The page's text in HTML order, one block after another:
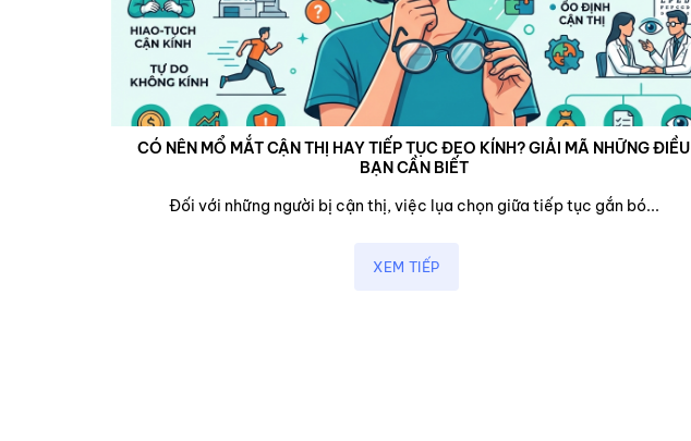
CÓ NÊN MỔ MẮT CẬN THỊ HAY TIẾP TỤC ĐEO KÍNH? GIẢI MÃ NHỮNG ĐIỀU
BẠN CẦN BIẾT
Đối với những người bị cận thị, việc lụa chọn giữa tiếp tục gắn bó...
XEM TIẾP